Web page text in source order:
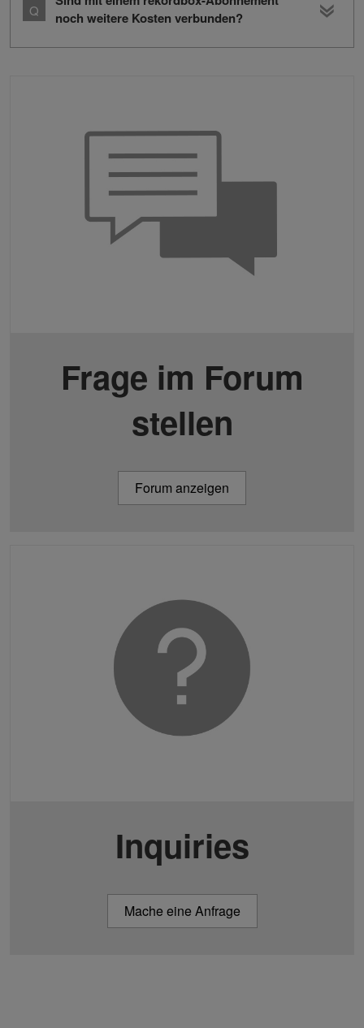
noch weitere Kosten verbunden?
Frage im Forum
stellen
Forum anzeigen
Inquiries
Mache eine Anfrage